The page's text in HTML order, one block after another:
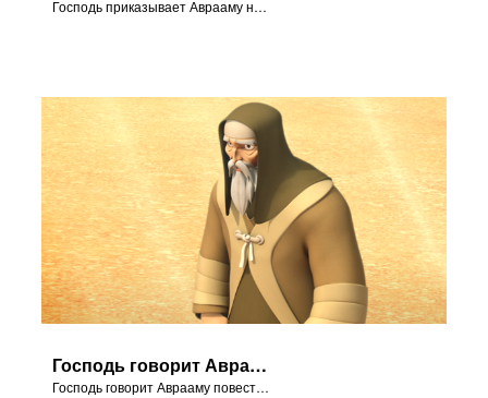
Господь приказывает Аврааму не трогать Исаака.
Господь говорит Аврааму повести своего сына на гору Мориа.
Господь говорит Аврааму повести своего сына на гору Мориа.